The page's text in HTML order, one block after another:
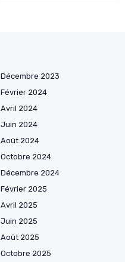
Décembre 2023
Février 2024
Avril 2024
Juin 2024
Août 2024
Octobre 2024
Décembre 2024
Février 2025
Avril 2025
Juin 2025
Août 2025
Octobre 2025